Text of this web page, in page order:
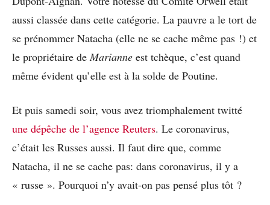
aussi classée dans cette catégorie. La pauvre a le tort de
se prénommer Natacha (elle ne se cache même pas !) et
le propriétaire deMarianne est tchèque, c’est quand
même évident qu’elle est à la solde de Poutine.
Et puis samedi soir, vous avez triomphalement twitté
une dépêche de l’agence Reuters. Le coronavirus,
c’était les Russes aussi. Il faut dire que, comme
Natacha, il ne se cache pas: dans coronavirus, il y a
« russe ». Pourquoi n’y avait-on pas pensé plus tôt ?